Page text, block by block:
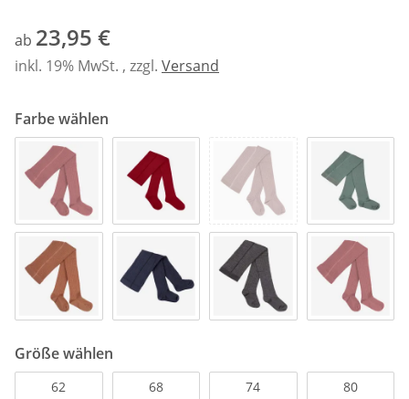
ab 23,95 €
inkl. 19% MwSt. , zzgl. Versand
Farbe wählen
Größe wählen
62 68 74 80